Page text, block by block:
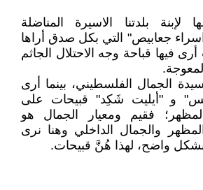
بلدتنا الاسيرة المناضلة
جعابيص" التي بكل صدق أراها
فيها قباحة وجه الاحتلال الجاثم
الجمال الفلسطيني، بينما أرى
و "أيليت شَكِد" قبيحات على
فقيم ومعيار الجمال هو
والجمال الداخلي وهنا نرى
بشكل واضح، لهذا هُنَّ قبيحات.